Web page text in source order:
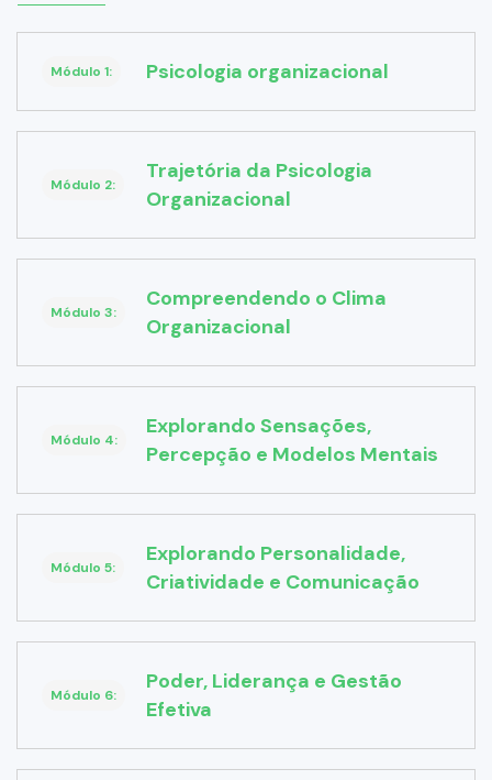
Módulo 1: Psicologia organizacional
Módulo 2:
Trajetória da Psicologia
Organizacional
Módulo 3:
Compreendendo o Clima
Organizacional
Módulo 4:
Explorando Sensações,
Percepção e Modelos Mentais
Módulo 5:
Explorando Personalidade,
Criatividade e Comunicação
Módulo 6:
Poder, Liderança e Gestão
Efetiva